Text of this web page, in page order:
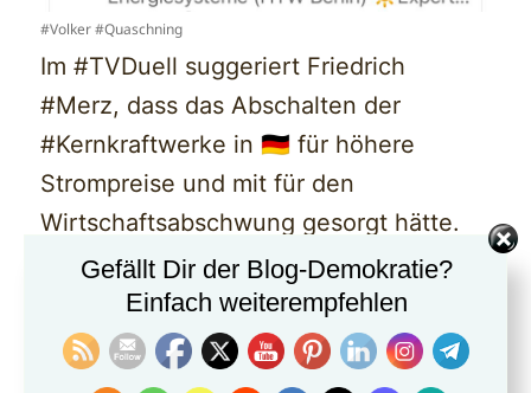
#Volker #Quaschning
Im #TVDuell suggeriert Friedrich
#Merz, dass das Abschalten der
#Kernkraftwerke in 🇩🇪 für höhere
Strompreise und mit für den
Wirtschaftsabschwung gesorgt hätte.
Korrekt ist:
Das Abschalten der Kernkraftwerke
Gefällt Dir der Blog-Demokratie?
Einfach weiterempfehlen